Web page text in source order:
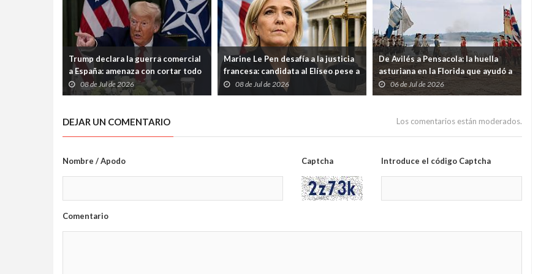
Trump declara la guerra comercial
a España: amenaza con cortar todo
vínculo y convierte a Madrid en el
gran señalado de la OTAN
08 de Jul de 2026
Marine Le Pen desafía a la justicia
francesa: candidata al Elíseo pese a
su condena por malversación
08 de Jul de 2026
De Avilés a Pensacola: la huella
asturiana en la Florida que ayudó a
nacer a Estados Unidos
06 de Jul de 2026
DEJAR UN COMENTARIO Los comentarios están moderados.
Nombre / Apodo Captcha Introduce el código Captcha
Comentario